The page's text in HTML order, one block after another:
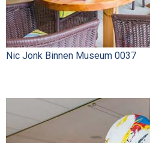
Nic Jonk Binnen Museum 0037